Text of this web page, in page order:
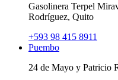
Gasolinera Terpel
Rodríguez, Quito
+593 98 415 8911
Puembo
24 de Mayo y Patricio